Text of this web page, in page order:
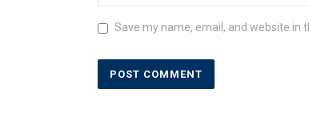
Save my name, email, and website